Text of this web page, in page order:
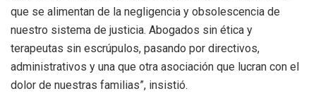
que se alimentan de la negligencia y obsolescencia de
nuestro sistema de justicia. Abogados sin ética y
terapeutas sin escrúpulos, pasando por directivos,
administrativos y una que otra asociación que lucran con el
dolor de nuestras familias”, insistió.